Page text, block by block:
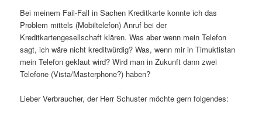
Bei meinem Fail-Fall in Sachen Kreditkarte konnte ich das
Problem mittels (Mobiltelefon) Anruf bei der
Kreditkartengesellschaft klären. Was aber wenn mein Telefon
sagt, ich wäre nicht kreditwürdig? Was, wenn mir in Timuktistan
mein Telefon geklaut wird? Wird man in Zukunft dann zwei
Telefone (Vista/Masterphone?) haben?
Lieber Verbraucher, der Herr Schuster möchte gern folgendes: